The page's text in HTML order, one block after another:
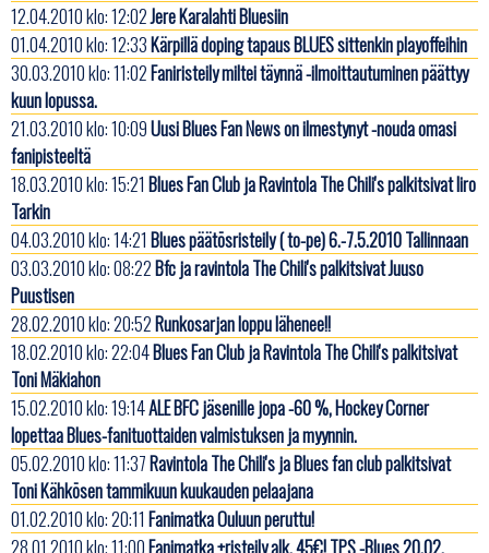
12.04.2010 klo: 12:02Jere Karalahti Bluesiin
01.04.2010 klo: 12:33Kärpillä doping tapaus BLUES sittenkin playoffeihin
30.03.2010 klo: 11:02Faniristeily miltei täynnä -ilmoittautuminen päättyy
kuun lopussa.
21.03.2010 klo: 10:09Uusi Blues Fan News on ilmestynyt -nouda omasi
fanipisteeltä
18.03.2010 klo: 15:21 Blues Fan Club ja Ravintola The Chili's palkitsivat Iiro
Tarkin
04.03.2010 klo: 14:21 Blues päätösristeily ( to-pe) 6.-7.5.2010 Tallinnaan
03.03.2010 klo: 08:22Bfc ja ravintola The Chili's palkitsivat Juuso
Puustisen
28.02.2010 klo: 20:52Runkosarjan loppu lähenee!!
18.02.2010 klo: 22:04Blues Fan Club ja Ravintola The Chili's palkitsivat
Toni Mäkiahon
15.02.2010 klo: 19:14ALE BFC jäsenille jopa -60 %, Hockey Corner
lopettaa Blues-fanituottaiden valmistuksen ja myynnin.
05.02.2010 klo: 11:37Ravintola The Chili's ja Blues fan club palkitsivat
Toni Kähkösen tammikuun kuukauden pelaajana
01.02.2010 klo: 20:11 Fanimatka Ouluun peruttu!
28.01.2010 klo: 11:00Fanimatka +risteily alk. 45€! TPS -Blues 20.02.